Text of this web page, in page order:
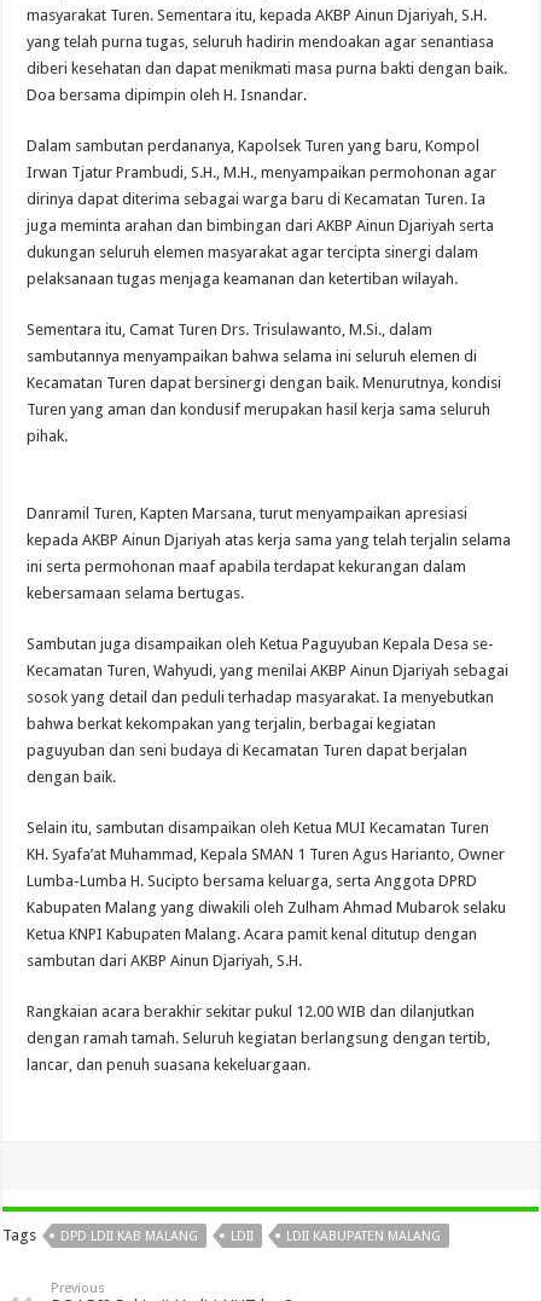
masyarakat Turen. Sementara itu, kepada AKBP Ainun Djariyah, S.H.
yang telah purna tugas, seluruh hadirin mendoakan agar senantiasa
diberi kesehatan dan dapat menikmati masa purna bakti dengan baik.
Doa bersama dipimpin oleh H. Isnandar.
Dalam sambutan perdananya, Kapolsek Turen yang baru, Kompol
Irwan Tjatur Prambudi, S.H., M.H., menyampaikan permohonan agar
dirinya dapat diterima sebagai warga baru di Kecamatan Turen. Ia
juga meminta arahan dan bimbingan dari AKBP Ainun Djariyah serta
dukungan seluruh elemen masyarakat agar tercipta sinergi dalam
pelaksanaan tugas menjaga keamanan dan ketertiban wilayah.
Sementara itu, Camat Turen Drs. Trisulawanto, M.Si., dalam
sambutannya menyampaikan bahwa selama ini seluruh elemen di
Kecamatan Turen dapat bersinergi dengan baik. Menurutnya, kondisi
Turen yang aman dan kondusif merupakan hasil kerja sama seluruh
pihak.
Danramil Turen, Kapten Marsana, turut menyampaikan apresiasi
kepada AKBP Ainun Djariyah atas kerja sama yang telah terjalin selama
ini serta permohonan maaf apabila terdapat kekurangan dalam
kebersamaan selama bertugas.
Sambutan juga disampaikan oleh Ketua Paguyuban Kepala Desa se-
Kecamatan Turen, Wahyudi, yang menilai AKBP Ainun Djariyah sebagai
sosok yang detail dan peduli terhadap masyarakat. Ia menyebutkan
bahwa berkat kekompakan yang terjalin, berbagai kegiatan
paguyuban dan seni budaya di Kecamatan Turen dapat berjalan
dengan baik.
Selain itu, sambutan disampaikan oleh Ketua MUI Kecamatan Turen
KH. Syafa’at Muhammad, Kepala SMAN 1 Turen Agus Harianto, Owner
Lumba-Lumba H. Sucipto bersama keluarga, serta Anggota DPRD
Kabupaten Malang yang diwakili oleh Zulham Ahmad Mubarok selaku
Ketua KNPI Kabupaten Malang. Acara pamit kenal ditutup dengan
sambutan dari AKBP Ainun Djariyah, S.H.
Rangkaian acara berakhir sekitar pukul 12.00 WIB dan dilanjutkan
dengan ramah tamah. Seluruh kegiatan berlangsung dengan tertib,
lancar, dan penuh suasana kekeluargaan.
Tags DPD LDII KAB MALANG LDII LDII KABUPATEN MALANG
Previous